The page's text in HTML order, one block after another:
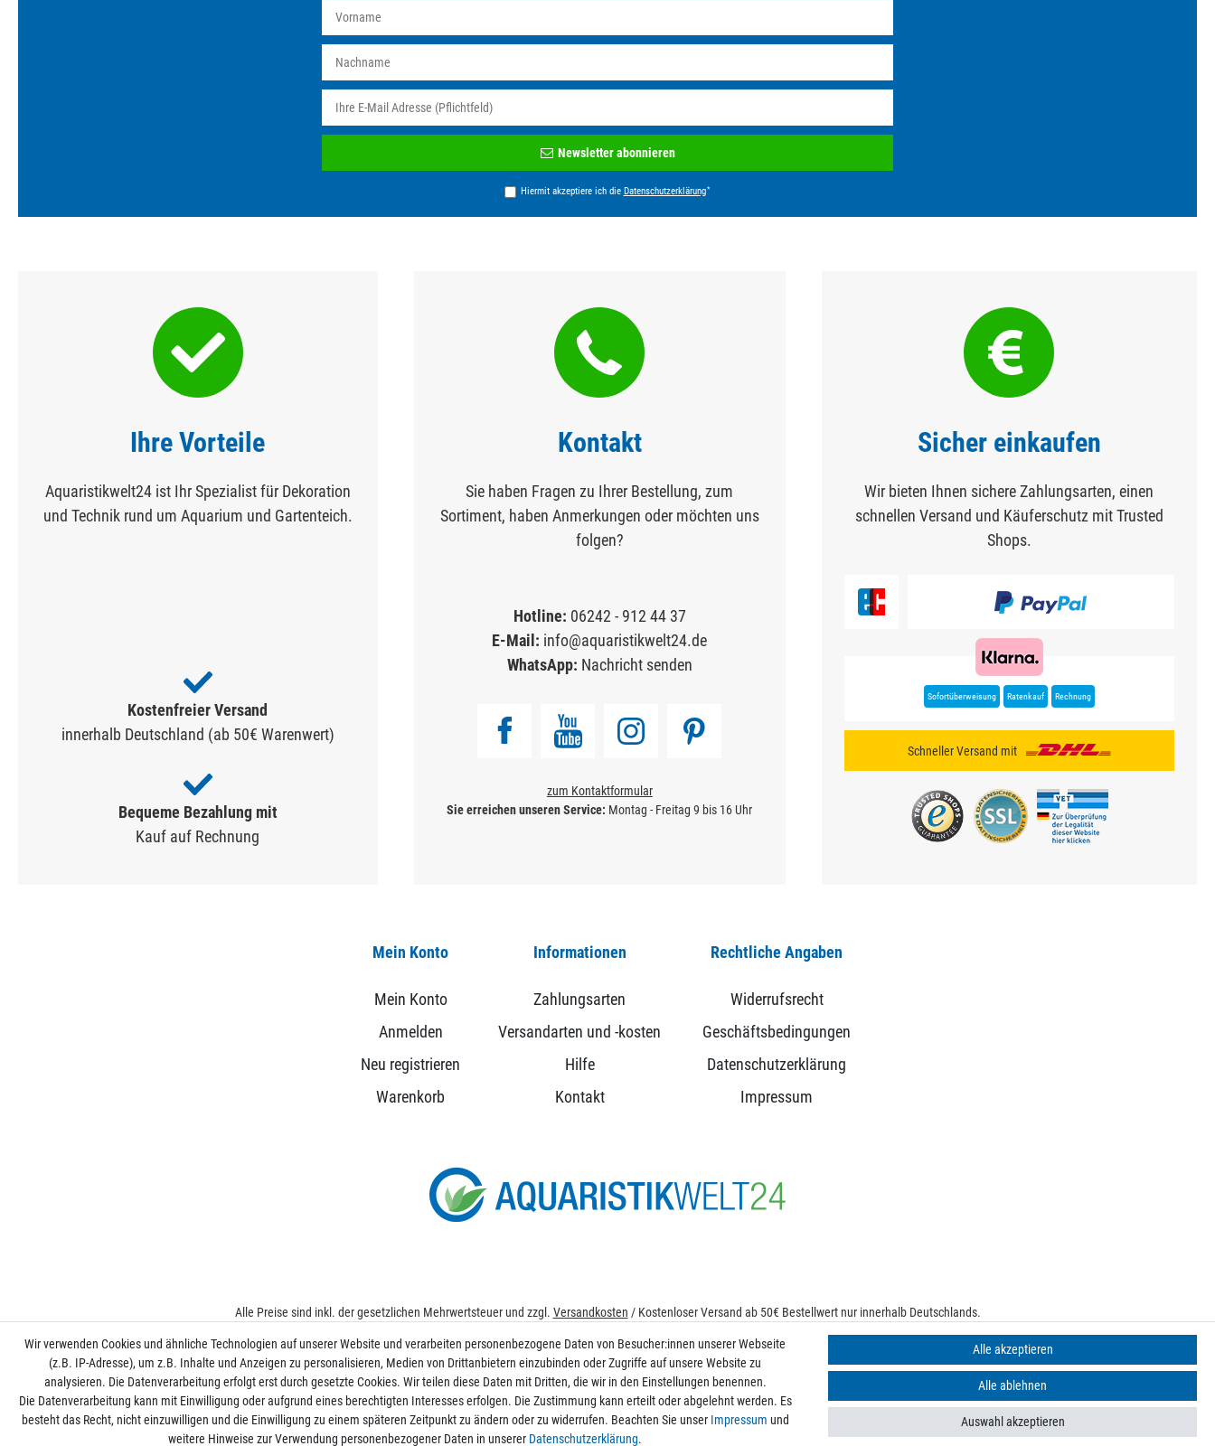
Honig
Newsletter abonnieren
Hiermit akzeptiere ich die Daten­schutz­erklärung*
Ihre Vorteile
Aquaristikwelt24 ist Ihr Spezialist für Dekoration
und Technik rund um Aquarium und Gartenteich.
Kostenfreier Versand
innerhalb Deutschland (ab 50€ Warenwert)
Bequeme Bezahlung mit
Kauf auf Rechnung
Kontakt
Sie haben Fragen zu Ihrer Bestellung, zum
Sortiment, haben Anmerkungen oder möchten uns
folgen?
Hotline: 06242 - 912 44 37
E-Mail: info@aquaristikwelt24.de
WhatsApp: Nachricht senden
zum Kontaktformular
Sie erreichen unseren Service: Montag - Freitag 9 bis 16 Uhr
Sicher einkaufen
Wir bieten Ihnen sichere Zahlungsarten, einen
schnellen Versand und Käuferschutz mit Trusted
Shops.
Sofortüberweisung Ratenkauf Rechnung
Schneller Versand mit
Mein Konto
Mein Konto
Anmelden
Neu registrieren
Warenkorb
Informationen
Zahlungsarten
Versandarten und -kosten
Hilfe
Kontakt
Rechtliche Angaben
Widerrufsrecht
Geschäftsbedingungen
Datenschutzerklärung
Impressum
Alle Preise sind inkl. der gesetzlichen Mehrwertsteuer und zzgl. Versandkosten / Kostenloser Versand ab 50€ Bestellwert nur innerhalb Deutschlands.
Kontakt
Wir verwenden Cookies und ähnliche Technologien auf unserer Website und verarbeiten personenbezogene Daten von Besucher:innen unserer Webseite
(z.B. IP-Adresse), um z.B. Inhalte und Anzeigen zu personalisieren, Medien von Drittanbietern einzubinden oder Zugriffe auf unsere Website zu
analysieren. Die Datenverarbeitung erfolgt erst durch gesetzte Cookies. Wir teilen diese Daten mit Dritten, die wir in den Einstellungen benennen.
Die Datenverarbeitung kann mit Einwilligung oder aufgrund eines berechtigten Interesses erfolgen. Die Zustimmung kann erteilt oder abgelehnt werden. Es
besteht das Recht, nicht einzuwilligen und die Einwilligung zu einem späteren Zeitpunkt zu ändern oder zu widerrufen. Beachten Sie unser Impressum und
weitere Hinweise zur Verwendung personenbezogener Daten in unserer Daten­schutz­erklärung.
Alle akzeptieren
Alle ablehnen
Auswahl akzeptieren